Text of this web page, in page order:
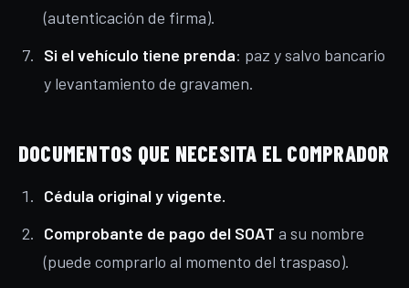
(autenticación de firma).
Si el vehículo tiene prenda: paz y salvo bancario
y levantamiento de gravamen.
DOCUMENTOS QUE NECESITA EL COMPRADOR
Cédula original y vigente.
Comprobante de pago del SOAT a su nombre
(puede comprarlo al momento del traspaso).